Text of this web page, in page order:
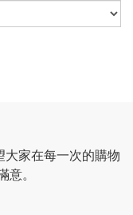
家在每一次的購物
。